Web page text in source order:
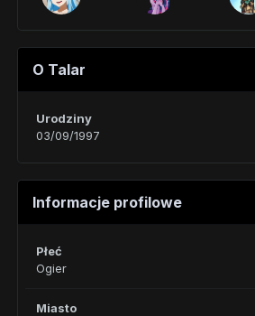
O Talar
Urodziny
03/09/1997
Informacje profilowe
Płeć
Ogier
Miasto